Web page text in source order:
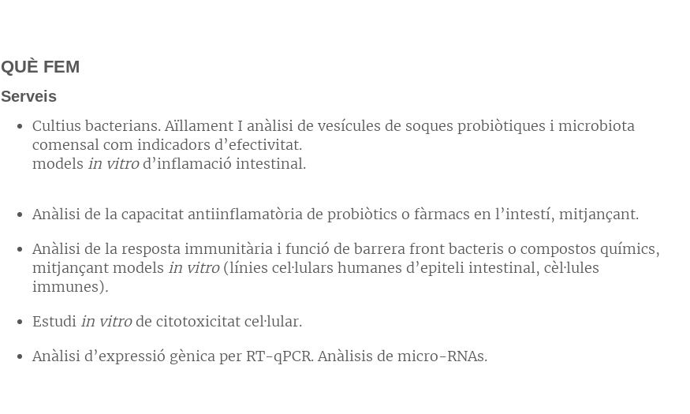
QUÈ FEM
Serveis
Cultius bacterians. Aïllament I anàlisi de vesícules de soques probiòtiques i microbiota
comensal com indicadors d’efectivitat.
models in vitrod’inflamació intestinal.
Anàlisi de la capacitat antiinflamatòria de probiòtics o fàrmacs en l’intestí, mitjançant.
Anàlisi de la resposta immunitària i funció de barrera front bacteris o compostos químics,
mitjançant models in vitro (línies cel·lulars humanes d’epiteli intestinal, cèl·lules
immunes).
Estudi in vitrode citotoxicitat cel·lular.
Anàlisi d’expressió gènica per RT-qPCR. Anàlisis de micro-RNAs.